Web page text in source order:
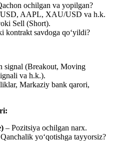
ochilgan va yopilgan?
AAPL, XAU/USD va h.k.
Sell (Short).
kontrakt savdoga qo‘yildi?
signal (Breakout, Moving
va h.k.).
Markaziy bank qarori,
– Pozitsiya ochilgan narx.
yo‘qotishga tayyorsiz?